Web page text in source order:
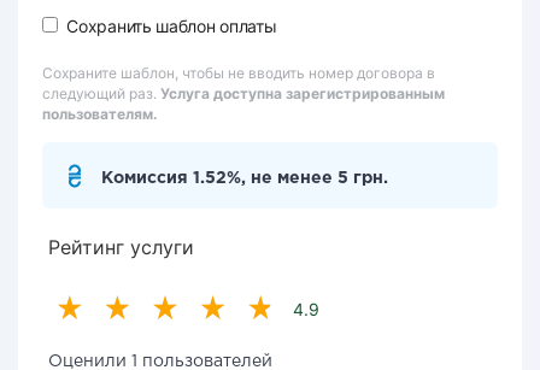
Сохранить шаблон оплаты
Сохраните шаблон, чтобы не вводить номер договора в
следующий раз. Услуга доступна зарегистрированным
пользователям.
Комиссия 1.52%, не менее 5 грн.
Рейтинг услуги
4.9
Оценили 1 пользователей